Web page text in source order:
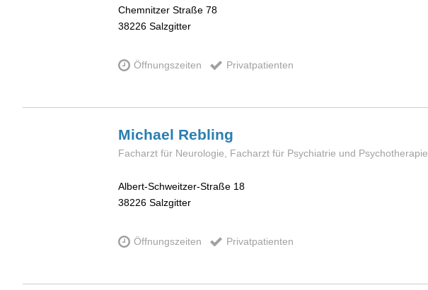
Chemnitzer Straße 78
38226 Salzgitter
Öffnungszeiten Privatpatienten
Michael Rebling
Facharzt für Neurologie, Facharzt für Psychiatrie und Psychotherapie
Albert-Schweitzer-Straße 18
38226 Salzgitter
Öffnungszeiten Privatpatienten